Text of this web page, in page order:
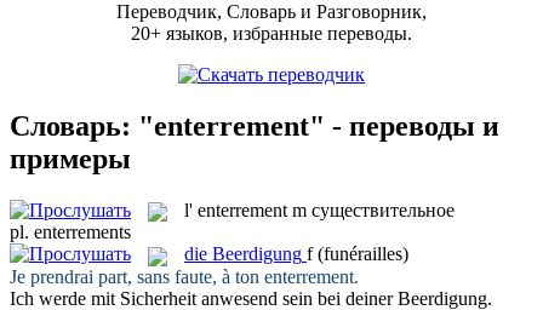
Переводчик, Словарь и Разговорник,
20+ языков, избранные переводы.
Словарь: "enterrement" - переводы и
примеры
l' enterrement m существительное
pl. enterrements
die Beerdigung f (funérailles)
Je prendrai part, sans faute, à ton enterrement.
Ich werde mit Sicherheit anwesend sein bei deinerBeerdigung.